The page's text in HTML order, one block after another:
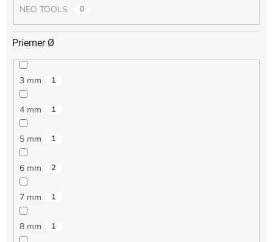
NEO TOOLS 0
Priemer Ø
3 mm 1
4 mm 1
5 mm 1
6 mm 2
7 mm 1
8 mm 1